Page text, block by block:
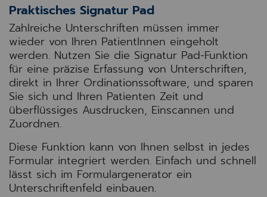
Praktisches Signatur Pad
Zahlreiche Unterschriften müssen immer
wieder von Ihren PatientInnen eingeholt
werden. Nutzen Sie die Signatur Pad-Funktion
für eine präzise Erfassung von Unterschriften,
direkt in Ihrer Ordinationssoftware, und sparen
Sie sich und Ihren Patienten Zeit und
überflüssiges Ausdrucken, Einscannen und
Zuordnen.
Diese Funktion kann von Ihnen selbst in jedes
Formular integriert werden. Einfach und schnell
lässt sich im Formulargenerator ein
Unterschriftenfeld einbauen.